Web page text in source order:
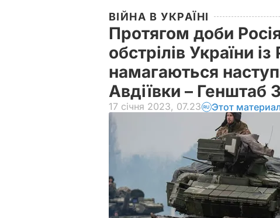
ВІЙНА В УКРАЇНІ
Протягом доби
обстрілів України
намагаються
Авдіївки – Генштаб
17 січня 2023, 07.23 Этот